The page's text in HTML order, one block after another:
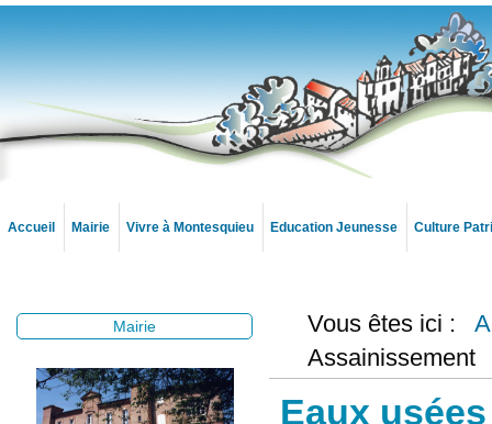
Accueil Mairie Vivre à Montesquieu Education Jeunesse Culture
Mairie Vous êtes ici :
Assainissement
Eaux usées